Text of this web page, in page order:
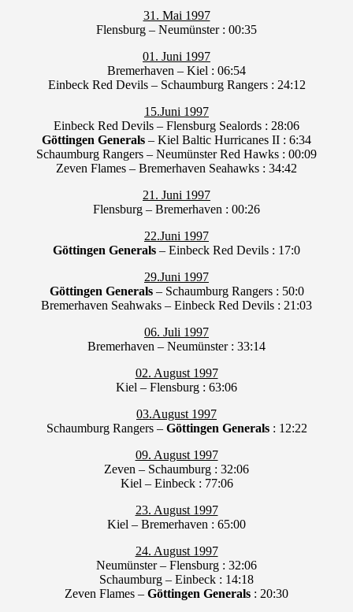
31. Mai 1997
Flensburg – Neumünster : 00:35
01. Juni 1997
Bremerhaven – Kiel : 06:54
Einbeck Red Devils – Schaumburg Rangers : 24:12
15.Juni 1997
Einbeck Red Devils – Flensburg Sealords : 28:06
Göttingen Generals – Kiel Baltic Hurricanes II : 6:34
Schaumburg Rangers – Neumünster Red Hawks : 00:09
Zeven Flames – Bremerhaven Seahawks : 34:42
21. Juni 1997
Flensburg – Bremerhaven : 00:26
22.Juni 1997
Göttingen Generals – Einbeck Red Devils : 17:0
29.Juni 1997
Göttingen Generals– Schaumburg Rangers : 50:0
Bremerhaven Seahwaks – Einbeck Red Devils : 21:03
06. Juli 1997
Bremerhaven – Neumünster : 33:14
02. August 1997
Kiel – Flensburg : 63:06
03.August 1997
Schaumburg Rangers – Göttingen Generals: 12:22
09. August 1997
Zeven – Schaumburg : 32:06
Kiel – Einbeck : 77:06
23. August 1997
Kiel – Bremerhaven : 65:00
24. August 1997
Neumünster – Flensburg : 32:06
Schaumburg – Einbeck : 14:18
Zeven Flames – Göttingen Generals : 20:30